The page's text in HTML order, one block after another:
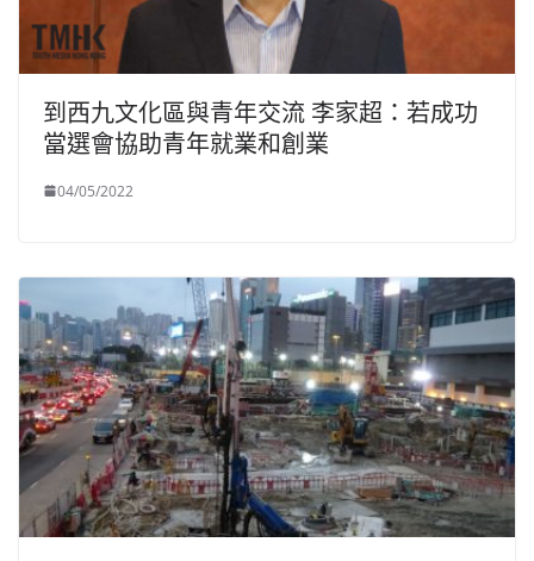
到西九文化區與青年交流 李家超：若成功
當選會協助青年就業和創業
04/05/2022